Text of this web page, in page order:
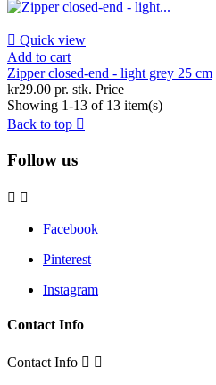
 Quick view
Add to cart
Zipper closed-end - light grey 25 cm
kr29.00 pr. stk. Price
Showing 1-13 of 13 item(s)
Back to top 
Follow us
 
Facebook
Pinterest
Instagram
Contact Info
Contact Info  